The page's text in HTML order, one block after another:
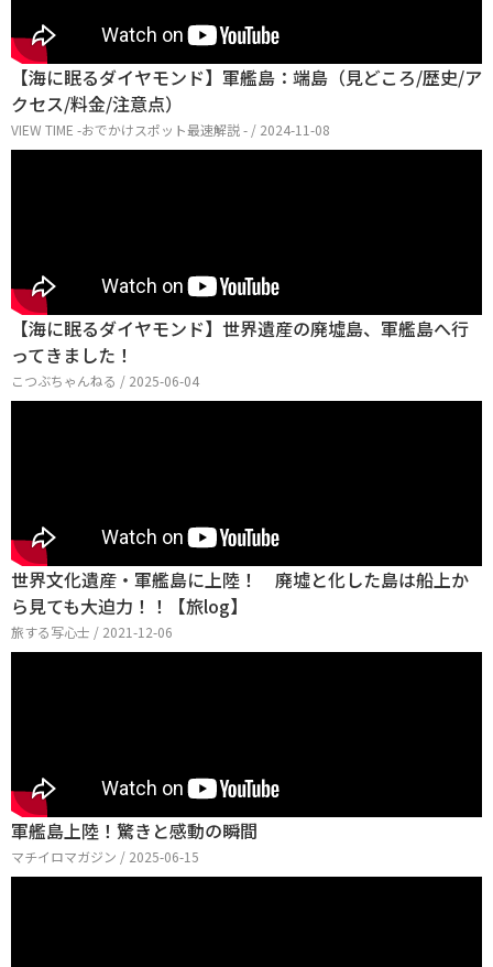
【海に眠るダイヤモンド】軍艦島：端島（見どころ/歴史/ア
クセス/料金/注意点）
VIEW TIME -おでかけスポット最速解説 - / 2024-11-08
【海に眠るダイヤモンド】世界遺産の廃墟島、軍艦島へ行
ってきました！
こつぶちゃんねる / 2025-06-04
世界文化遺産・軍艦島に上陸！ 廃墟と化した島は船上か
ら見ても大迫力！！【旅log】
旅する写心士 / 2021-12-06
軍艦島上陸！驚きと感動の瞬間
マチイロマガジン / 2025-06-15